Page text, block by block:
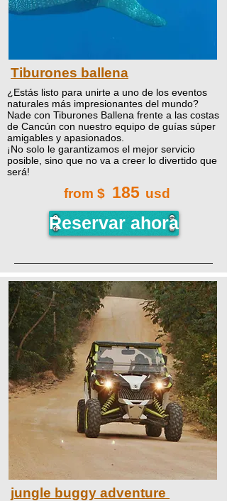
Tiburones ballena
¿Estás listo para unirte a uno de los eventos
naturales más impresionantes del mundo?
Nade con Tiburones Ballena frente a las costas
de Cancún con nuestro equipo de guías súper
amigables y apasionados.
¡No solo le garantizamos el mejor servicio
posible, sino que no va a creer lo divertido que
será!
from $ 185 usd
Reservar ahora
jungle buggy adventure